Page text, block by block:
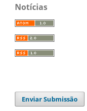
Notícias
Enviar Submissão